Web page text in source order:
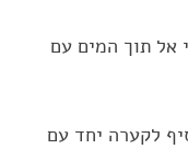
אל תוך המים עם
לקערה יחד עם